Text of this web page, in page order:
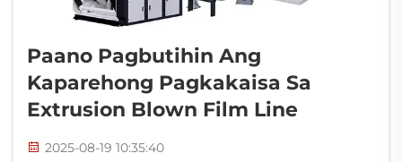
Paano Pagbutihin Ang
Kaparehong Pagkakaisa Sa
Extrusion Blown Film Line
2025-08-19 10:35:40